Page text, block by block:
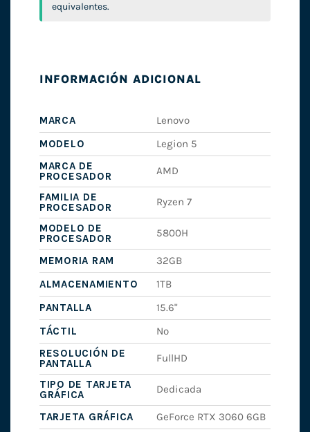
equivalentes.
INFORMACIÓN ADICIONAL
MARCA
Lenovo
MODELO
Legion 5
MARCA DE
PROCESADOR
AMD
FAMILIA DE
PROCESADOR
Ryzen 7
MODELO DE
PROCESADOR
5800H
MEMORIA RAM
32GB
ALMACENAMIENTO
1TB
PANTALLA
15.6"
TÁCTIL
No
RESOLUCIÓN DE
PANTALLA
FullHD
TIPO DE TARJETA
GRÁFICA
Dedicada
TARJETA GRÁFICA
GeForce RTX 3060 6GB